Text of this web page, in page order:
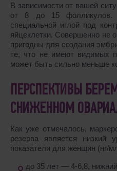
В зависимости от вашей
от 8 до 15 фолликулов.
специальной иглой под
яйцеклетки. Совершенно не
пригодны для создания
те, что не имеют видимых
может быть сильно меньше
ПЕРСПЕКТИВЫ
СНИЖЕННОМ
Как уже отмечалось,
резерва является
показатели для женщин (нг/
до 35 лет ― 4-6,8,